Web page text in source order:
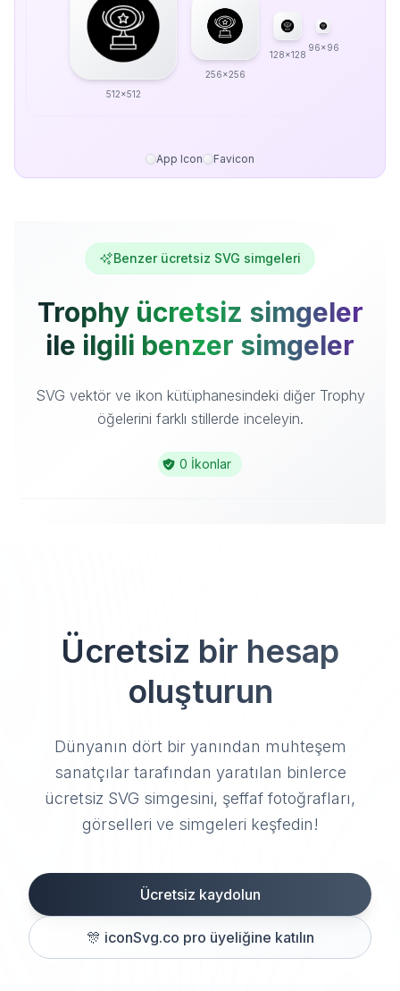
512x512
256x256
128x128
96x96
App Icon Favicon
Benzer ücretsiz SVG simgeleri
Trophy ücretsiz simgeler
ile ilgili benzer simgeler
SVG vektör ve ikon kütüphanesindeki diğer Trophy
öğelerini farklı stillerde inceleyin.
0 İkonlar
Ücretsiz bir hesap
oluşturun
Dünyanın dört bir yanından muhteşem
sanatçılar tarafından yaratılan binlerce
ücretsiz SVG simgesini, şeffaf fotoğrafları,
görselleri ve simgeleri keşfedin!
Ücretsiz kaydolun
🎊 iconSvg.co pro üyeliğine katılın